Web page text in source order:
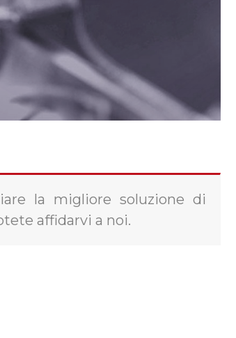
la migliore soluzione di
affidarvi a noi.